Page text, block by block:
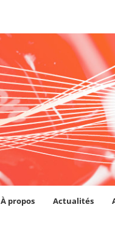
À propos Actualités